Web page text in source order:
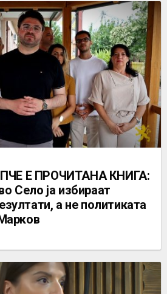
Е ПРОЧИТАНА КНИГА:
Село ја избираат
а не политиката